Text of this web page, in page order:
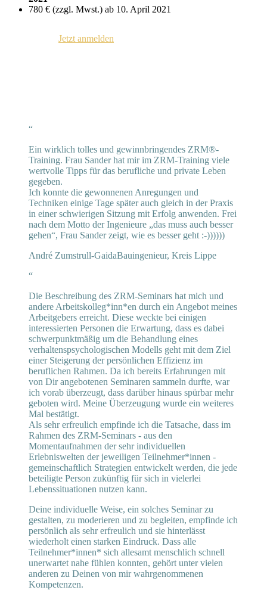
780 € (zzgl. Mwst.) ab 10. April 2021
Jetzt anmelden
“
Ein wirklich tolles und gewinnbringendes ZRM®-
Training. Frau Sander hat mir im ZRM-Training viele
wertvolle Tipps für das berufliche und private Leben
gegeben.
Ich konnte die gewonnenen Anregungen und
Techniken einige Tage später auch gleich in der Praxis
in einer schwierigen Sitzung mit Erfolg anwenden. Frei
nach dem Motto der Ingenieure „das muss auch besser
gehen“, Frau Sander zeigt, wie es besser geht :-))))))
André Zumstrull-GaidaBauingenieur, Kreis Lippe
“
Die Beschreibung des ZRM-Seminars hat mich und
andere Arbeitskolleg*inn*en durch ein Angebot meines
Arbeitgebers erreicht. Diese weckte bei einigen
interessierten Personen die Erwartung, dass es dabei
schwerpunktmäßig um die Behandlung eines
verhaltenspsychologischen Modells geht mit dem Ziel
einer Steigerung der persönlichen Effizienz im
beruflichen Rahmen. Da ich bereits Erfahrungen mit
von Dir angebotenen Seminaren sammeln durfte, war
ich vorab überzeugt, dass darüber hinaus spürbar mehr
geboten wird. Meine Überzeugung wurde ein weiteres
Mal bestätigt.
Als sehr erfreulich empfinde ich die Tatsache, dass im
Rahmen des ZRM-Seminars - aus den
Momentaufnahmen der sehr individuellen
Erlebniswelten der jeweiligen Teilnehmer*innen -
gemeinschaftlich Strategien entwickelt werden, die jede
beteiligte Person zukünftig für sich in vielerlei
Lebenssituationen nutzen kann.
Deine individuelle Weise, ein solches Seminar zu
gestalten, zu moderieren und zu begleiten, empfinde ich
persönlich als sehr erfreulich und sie hinterlässt
wiederholt einen starken Eindruck. Dass alle
Teilnehmer*innen* sich allesamt menschlich schnell
unerwartet nahe fühlen konnten, gehört unter vielen
anderen zu Deinen von mir wahrgenommenen
Kompetenzen.